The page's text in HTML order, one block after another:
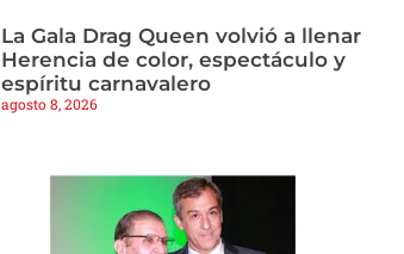
La Gala Drag Queen volvió a llenar
Herencia de color, espectáculo y
espíritu carnavalero
agosto 8, 2026